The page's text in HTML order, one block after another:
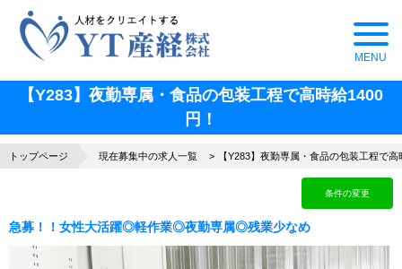
【Y283】夜勤専属・食品の包装工程で高時給1400
円！
トップページ 現在募集中の求人一覧 【Y283】夜勤専属・食品の包装工程で
条件の変更
急募！！女性大活躍◎軽作業◎夜勤専属◎残業少なめ